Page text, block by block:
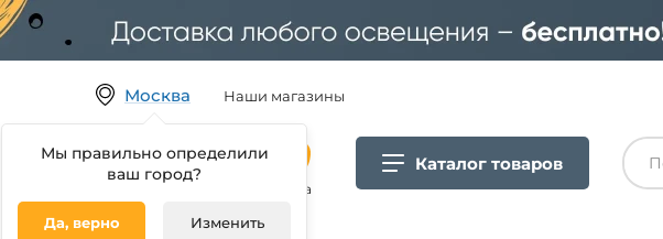
Москва
Мы правильно определили
ваш город?
Да, верно Изменить
Наши магазины
Гипермаркет товаров для дома
Каталог товаров